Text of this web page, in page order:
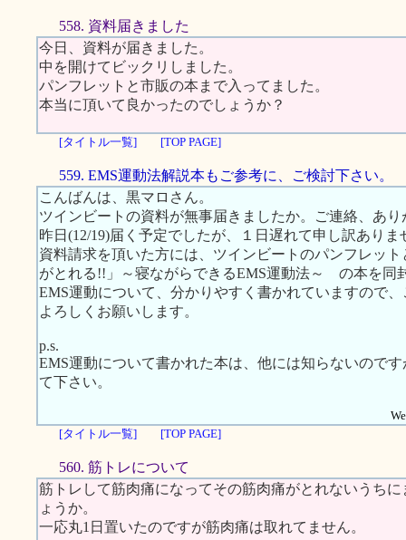
558. 資料届きました
今日、資料が届きました。
中を開けてビックリしました。
パンフレットと市販の本まで入ってました。
本当に頂いて良かったのでしょうか？
[タイトル一覧] [TOP PAGE]
559. EMS運動法解説本もご参考に、ご検討下さい。
こんばんは、黒マロさん。
ツインビートの資料が無事届きましたか。ご連絡、あ
昨日(12/19)届く予定でしたが、１日遅れて申し訳ありま
資料請求を頂いた方には、ツインビートのパンフレッ
がとれる!!」～寝ながらできるEMS運動法～ の本を同
EMS運動について、分かりやすく書かれていますので
よろしくお願いします。
p.s.
EMS運動について書かれた本は、他には知らないので
て下さい。
[タイトル一覧]
[TOP PAGE]
560. 筋トレについて
筋トレして筋肉痛になってその筋肉痛がとれないうち
ょうか。
一応丸1日置いたのですが筋肉痛は取れてません。